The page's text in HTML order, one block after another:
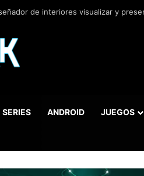
de interiores visualizar y
SERIES ANDROID JUEGOS